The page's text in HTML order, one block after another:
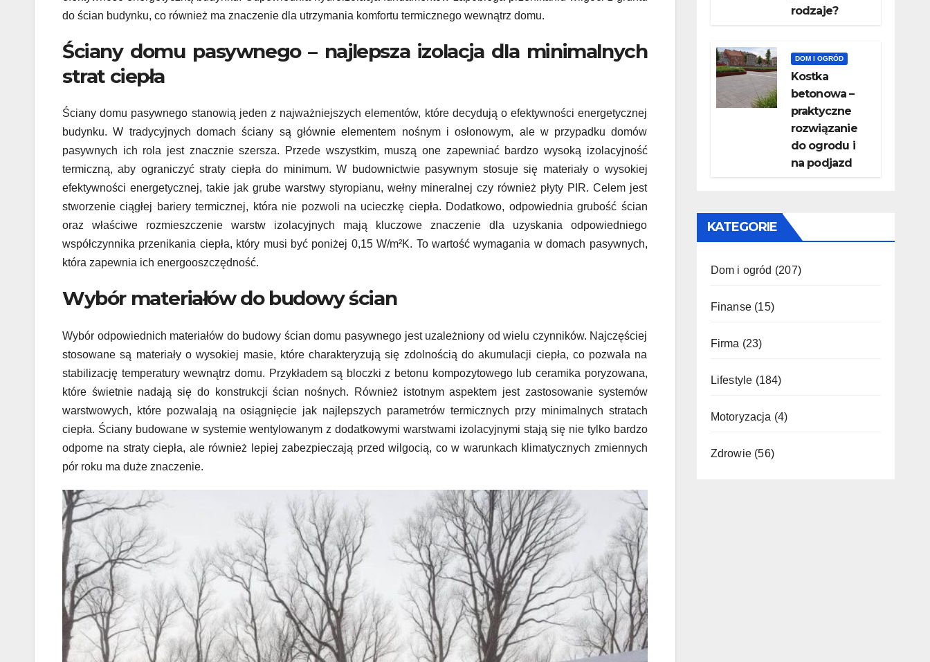
do ścian budynku, co również ma znaczenie dla utrzymania komfortu termicznego wewnątrz domu.
Ściany domu pasywnego – najlepsza izolacja dla minimalnych
strat ciepła
Ściany domu pasywnego stanowią jeden z najważniejszych elementów, które decydują o efektywności energetycznej
budynku. W tradycyjnych domach ściany są głównie elementem nośnym i osłonowym, ale w przypadku domów
pasywnych ich rola jest znacznie szersza. Przede wszystkim, muszą one zapewniać bardzo wysoką izolacyjność
termiczną, aby ograniczyć straty ciepła do minimum. W budownictwie pasywnym stosuje się materiały o wysokiej
efektywności energetycznej, takie jak grube warstwy styropianu, wełny mineralnej czy również płyty PIR. Celem jest
stworzenie ciągłej bariery termicznej, która nie pozwoli na ucieczkę ciepła. Dodatkowo, odpowiednia grubość ścian
oraz właściwe rozmieszczenie warstw izolacyjnych mają kluczowe znaczenie dla uzyskania odpowiedniego
współczynnika przenikania ciepła, który musi być poniżej 0,15 W/m²K. To wartość wymagania w domach pasywnych,
która zapewnia ich energooszczędność.
Wybór materiałów do budowy ścian
Wybór odpowiednich materiałów do budowy ścian domu pasywnego jest uzależniony od wielu czynników. Najczęściej
stosowane są materiały o wysokiej masie, które charakteryzują się zdolnością do akumulacji ciepła, co pozwala na
stabilizację temperatury wewnątrz domu. Przykładem są bloczki z betonu kompozytowego lub ceramika poryzowana,
które świetnie nadają się do konstrukcji ścian nośnych. Również istotnym aspektem jest zastosowanie systemów
warstwowych, które pozwalają na osiągnięcie jak najlepszych parametrów termicznych przy minimalnych stratach
ciepła. Ściany budowane w systemie wentylowanym z dodatkowymi warstwami izolacyjnymi stają się nie tylko bardzo
odporne na straty ciepła, ale również lepiej zabezpieczają przed wilgocią, co w warunkach klimatycznych zmiennych
pór roku ma duże znaczenie.
rodzaje?
DOM I OGRÓD
Kostka
betonowa –
praktyczne
rozwiązanie
do ogrodu i
na podjazd
KATEGORIE
Dom i ogród (207)
Finanse(15)
Firma (23)
Lifestyle (184)
Motoryzacja (4)
Zdrowie(56)